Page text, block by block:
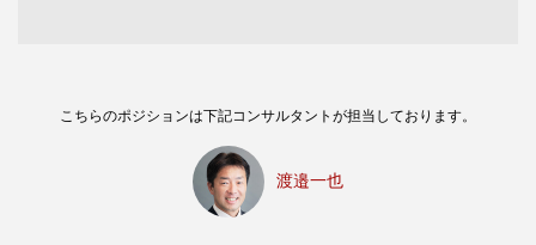
こちらのポジションは下記コンサルタントが担当しております。
渡邉一也